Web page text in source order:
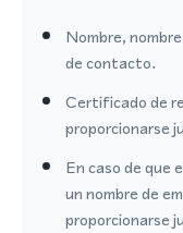
Nombre,
de contacto.
Certificado de
proporcionarse
En caso de que
un nombre de
proporcionarse